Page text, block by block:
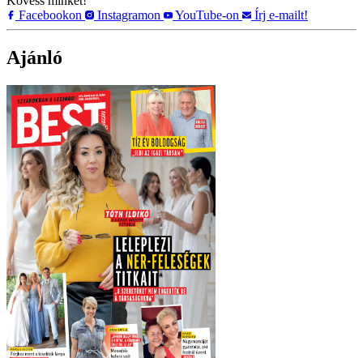
Facebookon
Instagramon YouTube-on Írj e-mailt!
Ajánló